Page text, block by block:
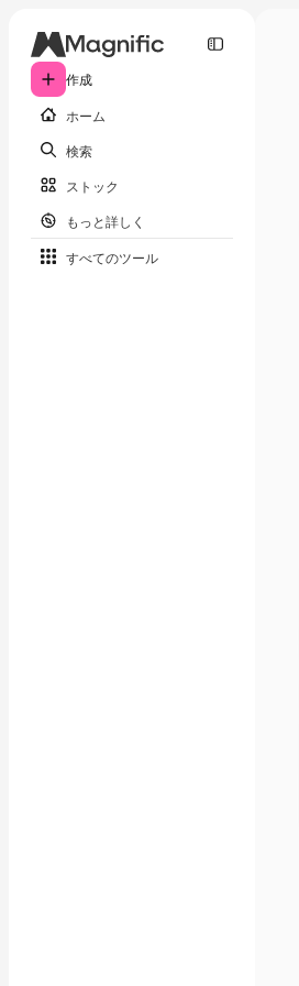
作成
ホーム
検索
ストック
もっと詳しく
すべてのツール